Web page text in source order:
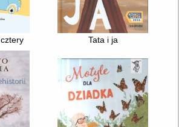
Tata i ja